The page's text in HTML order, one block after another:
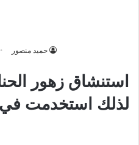
حميد منصور
استنشاق زهور
لذلك استخدمت